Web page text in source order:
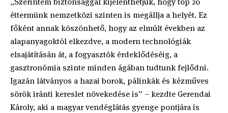
éttermünk nemzetközi szinten is megállja a helyét. Ez
főként annak köszönhető, hogy az elmúlt években az
alapanyagoktól elkezdve, a modern technológiák
elsajátításán át, a fogyasztók érdeklődéséig, a
gasztronómia szinte minden ágában tudtunk fejlődni.
Igazán látványos a hazai borok, pálinkák és kézműves
sörök iránti kereslet növekedése is” – kezdte Gerendai
Károly, aki a magyar vendéglátás gyenge pontjára is